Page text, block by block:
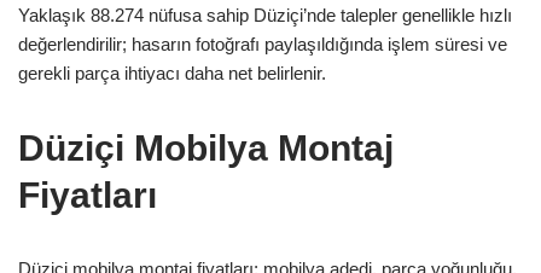
Yaklaşık 88.274 nüfusa sahip Düziçi’nde talepler genellikle hızlı
değerlendirilir; hasarın fotoğrafı paylaşıldığında işlem süresi ve
gerekli parça ihtiyacı daha net belirlenir.
Düziçi Mobilya Montaj
Fiyatları
Düziçi mobilya montaj fiyatları; mobilya adedi, parça yoğunluğu,